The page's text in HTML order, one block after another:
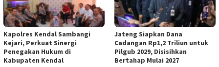
Kapolres Kendal Sambangi
Kejari, Perkuat Sinergi
Penegakan Hukum di
Kabupaten Kendal
Jateng Siapkan Dana
Cadangan Rp1,2 Triliun untuk
Pilgub 2029, Disisihkan
Bertahap Mulai 2027